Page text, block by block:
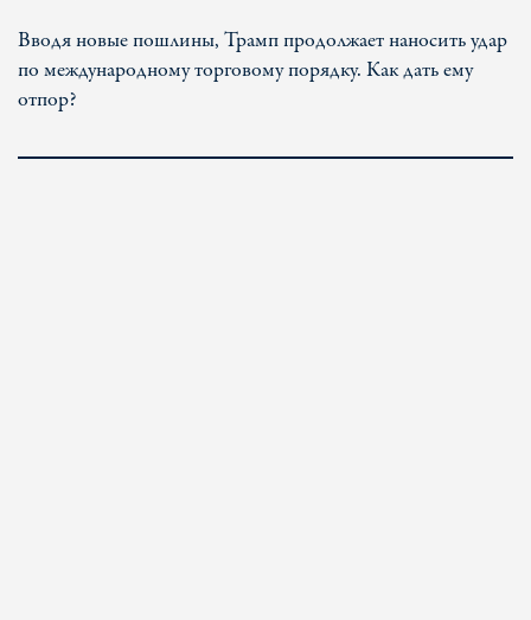
Вводя новые пошлины, Трамп продолжает наносить удар
по международному торговому порядку. Как дать ему
отпор?